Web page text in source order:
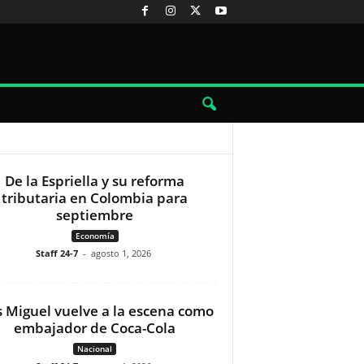
De la Espriella y su reforma
tributaria en Colombia para
septiembre
Economía
Staff 24-7 - agosto 1, 2026
Miguel vuelve a la escena como
embajador de Coca-Cola
Nacional